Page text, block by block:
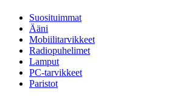
Suosituimmat
Ääni
Mobiilitarvikkeet
Radiopuhelimet
Lamput
PC-tarvikkeet
Paristot